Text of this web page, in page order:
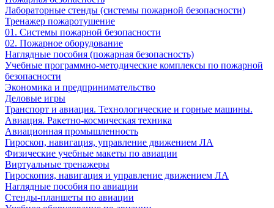
Лабораторные стенды (системы пожарной безопасности)
Тренажер пожаротушение
01. Системы пожарной безопасности
02. Пожарное оборудование
Наглядные пособия (пожарная безопасность)
Учебные программно-методические комплексы по пожарной
безопасности
Экономика и предпринимательство
Деловые игры
Транспорт и авиация. Технологические и горные машины.
Авиация. Ракетно-космическая техника
Авиационная промышленность
Гироскоп, навигация, управление движением ЛА
Физические учебные макеты по авиации
Виртуальные тренажеры
Гироскопия, навигация и управление движением ЛА
Наглядные пособия по авиации
Стенды-планшеты по авиации